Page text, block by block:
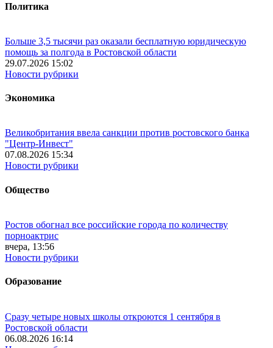
Политика
Больше 3,5 тысячи раз оказали бесплатную юридическую
помощь за полгода в Ростовской области
29.07.2026 15:02
Новости рубрики
Экономика
Великобритания ввела санкции против ростовского банка
"Центр-Инвест"
07.08.2026 15:34
Новости рубрики
Общество
Ростов обогнал все российские города по количеству
порноактрис
вчера, 13:56
Новости рубрики
Образование
Сразу четыре новых школы откроются 1 сентября в
Ростовской области
06.08.2026 16:14